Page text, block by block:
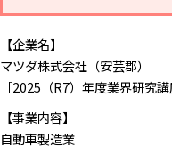
【企業名】
マツダ株式会社（安芸郡）
［2025（R7）年度業界研究講
【事業内容】
自動車製造業